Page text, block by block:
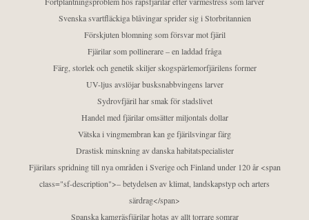
Svenska svartfläckiga blåvingar sprider sig i Storbritannien
Förskjuten blomning som försvar mot fjäril
Fjärilar som pollinerare – en laddad fråga
Färg, storlek och genetik skiljer skogspärlemorfjärilens former
UV-ljus avslöjar busksnabbvingens larver
Sydrovfjäril har smak för stadslivet
Handel med fjärilar omsätter miljontals dollar
Vätska i vingmembran kan ge fjärilsvingar färg
Drastisk minskning av danska habitatspecialister
Fjärilars spridning till nya områden i Sverige och Finland under 120 år <span
class="sf-description">– betydelsen av klimat, landskapstyp och arters
särdrag</span>
Spanska kamgräsfjärilar hotas av allt torrare somrar